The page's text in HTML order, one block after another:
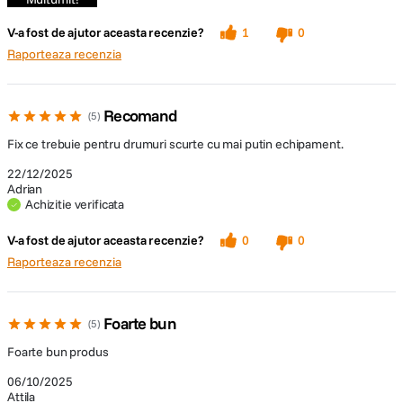
V-a fost de ajutor aceasta recenzie? 1
0
Raporteaza recenzia
5 Recomand
22/12/2025
Adrian
Achizitie verificata
Fix ce trebuie pentru drumuri scurte cu mai putin echipament.
V-a fost de ajutor aceasta recenzie? 0
0
Raporteaza recenzia
5 Foarte bun
06/10/2025
Attila
Foarte bun produs